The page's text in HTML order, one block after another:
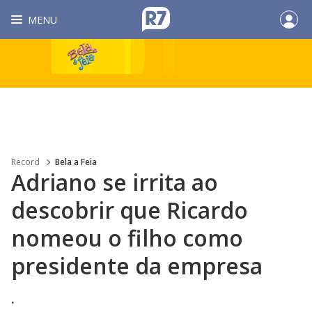
MENU
Record Bela a Feia
Adriano se irrita ao
descobrir que Ricardo
nomeou o filho como
presidente da empresa
.